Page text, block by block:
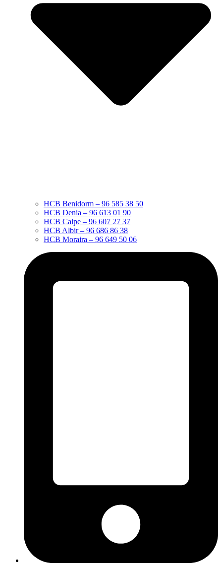
HCB Benidorm – 96 585 38 50
HCB Denia – 96 613 01 90
HCB Calpe – 96 607 27 37
HCB Albir – 96 686 86 38
HCB Moraira – 96 649 50 06